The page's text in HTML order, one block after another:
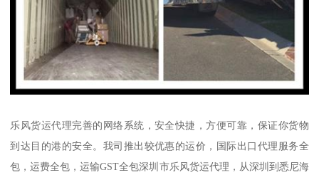
乐风货运代理完善的网络系统，安全快捷，方便可靠，保证你货物
到达目的港的安全。我司推出较优惠的运价，国际出口代理服务全
包，运费全包，运输GST全包深圳市乐风货运代理，从深圳到悉尼海